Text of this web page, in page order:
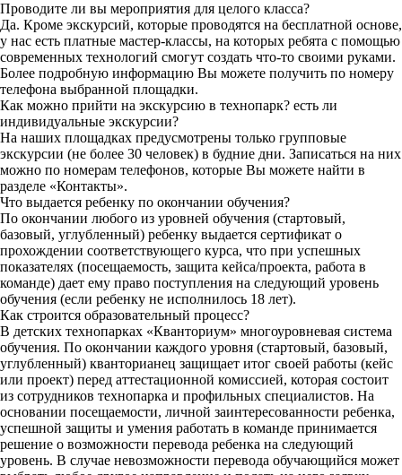
Проводите ли вы мероприятия для целого класса?
Да. Кроме экскурсий, которые проводятся на бесплатной основе,
у нас есть платные мастер-классы, на которых ребята с помощью
современных технологий смогут создать что-то своими руками.
Более подробную информацию Вы можете получить по номеру
телефона выбранной площадки.
Как можно прийти на экскурсию в технопарк? есть ли
индивидуальные экскурсии?
На наших площадках предусмотрены только групповые
экскурсии (не более 30 человек) в будние дни. Записаться на них
можно по номерам телефонов, которые Вы можете найти в
разделе «Контакты».
Что выдается ребенку по окончании обучения?
По окончании любого из уровней обучения (стартовый,
базовый, углубленный) ребенку выдается сертификат о
прохождении соответствующего курса, что при успешных
показателях (посещаемость, защита кейса/проекта, работа в
команде) дает ему право поступления на следующий уровень
обучения (если ребенку не исполнилось 18 лет).
Как строится образовательный процесс?
В детских технопарках «Кванториум» многоуровневая система
обучения. По окончании каждого уровня (стартовый, базовый,
углубленный) кванторианец защищает итог своей работы (кейс
или проект) перед аттестационной комиссией, которая состоит
из сотрудников технопарка и профильных специалистов. На
основании посещаемости, личной заинтересованности ребенка,
успешной защиты и умения работать в команде принимается
решение о возможности перевода ребенка на следующий
уровень. В случае невозможности перевода обучающийся может